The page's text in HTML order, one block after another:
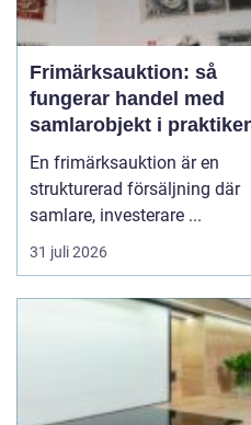
Frimärksauktion: så
fungerar handel med
samlarobjekt i
En frimärksauktion är en
strukturerad försäljning där
samlare, investerare ...
31 juli 2026